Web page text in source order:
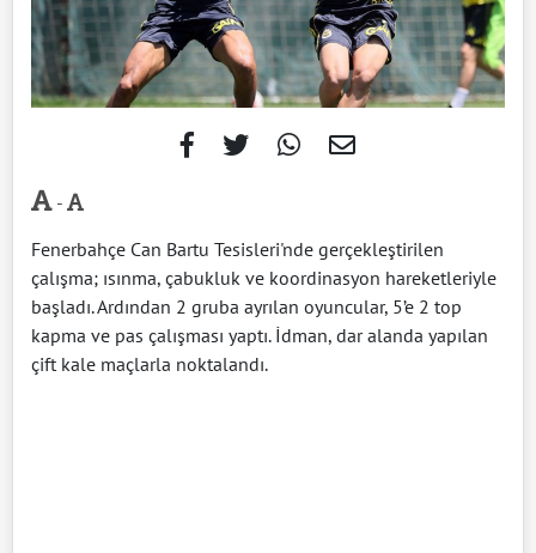
-
Fenerbahçe Can Bartu Tesisleri'nde gerçekleştirilen
çalışma; ısınma, çabukluk ve koordinasyon hareketleriyle
başladı. Ardından 2 gruba ayrılan oyuncular, 5’e 2 top
kapma ve pas çalışması yaptı. İdman, dar alanda yapılan
çift kale maçlarla noktalandı.